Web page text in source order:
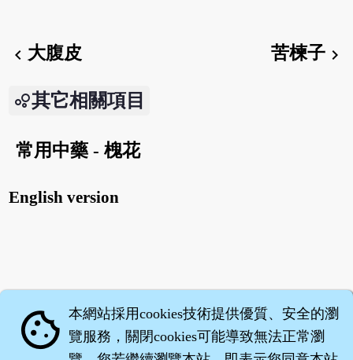
chevron_left大腹皮 苦楝子chevron_right
其它相關項目
常用中藥 - 槐花
English version
cookie 本網站採用cookies技術提供優質、安全的瀏
覽服務，關閉cookies可能導致無法正常瀏